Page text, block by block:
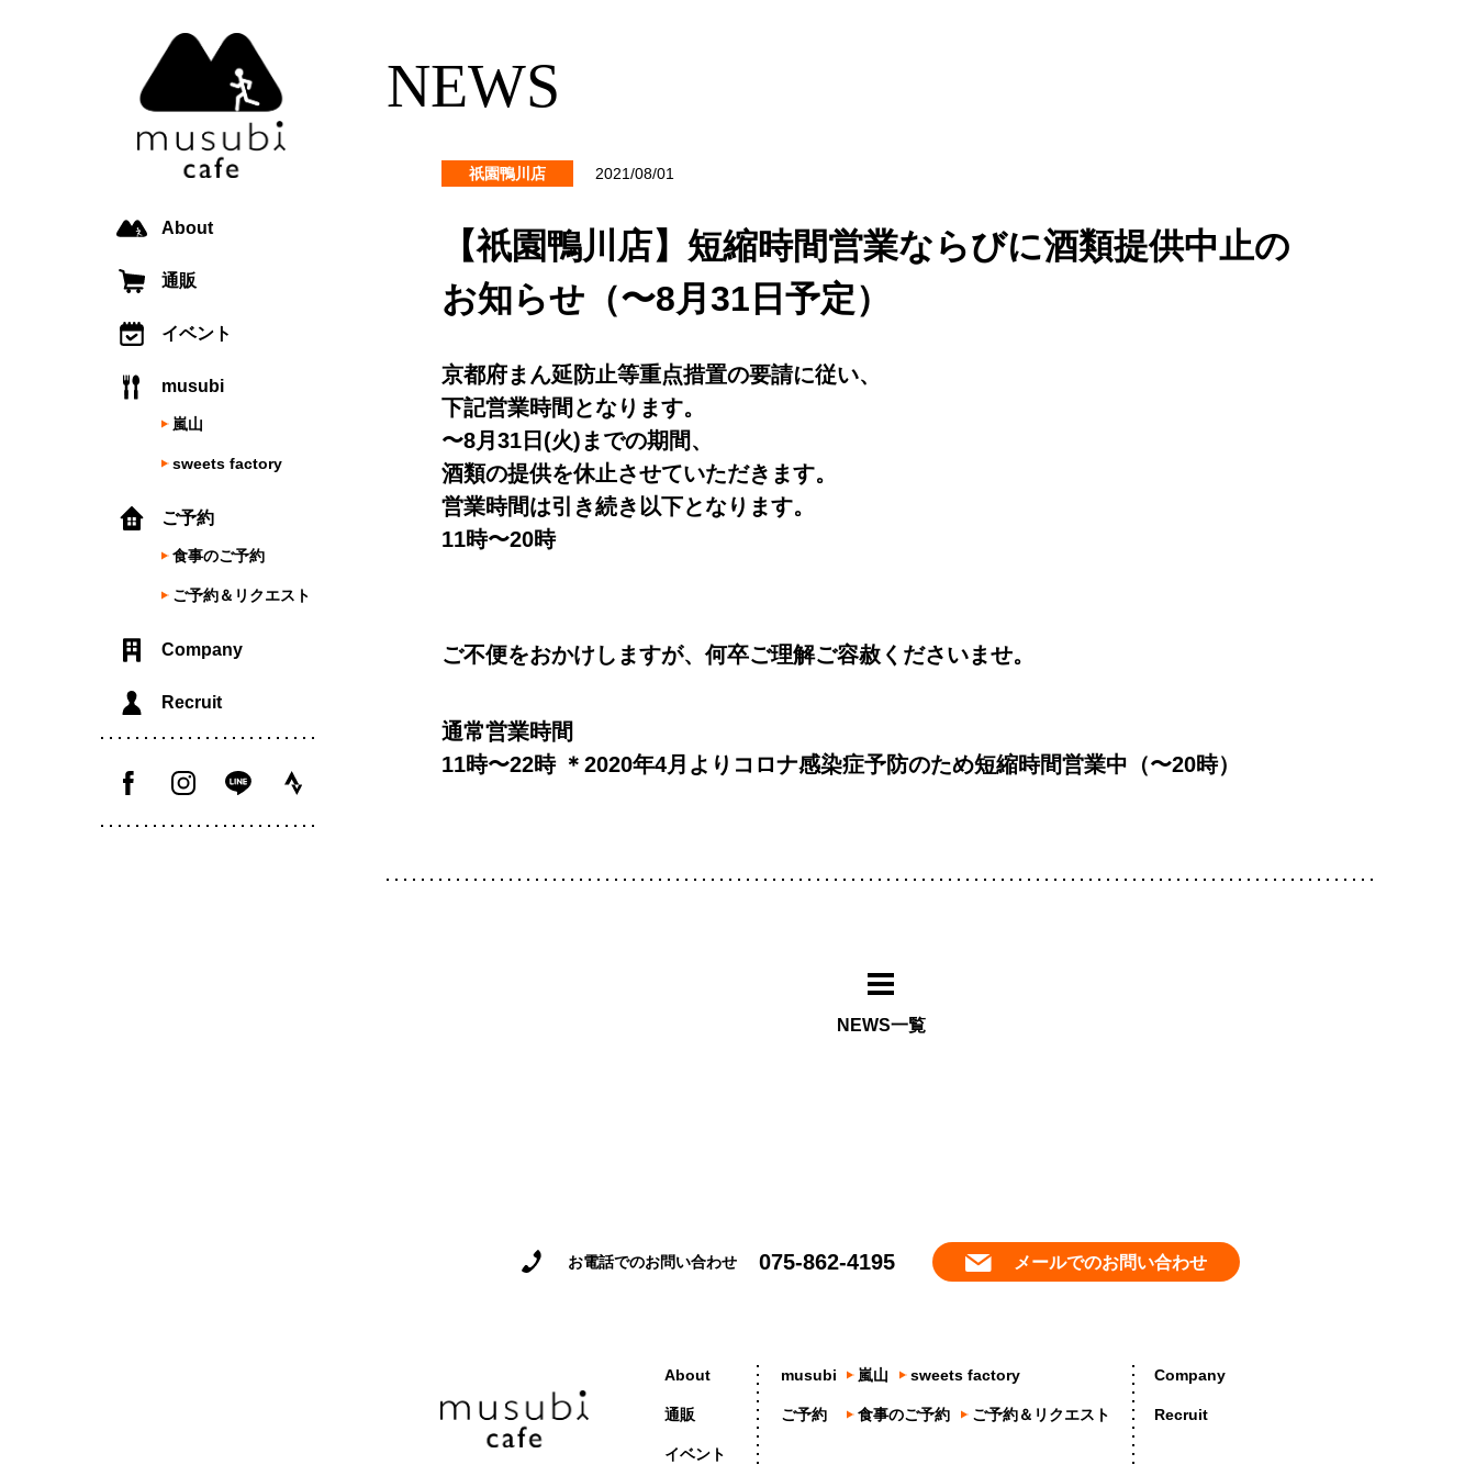
About
通販
イベント
musubi
嵐山
sweets factory
ご予約
食事のご予約
ご予約＆リクエスト
Company
Recruit
NEWS
祇園鴨川店 2021/08/01
【祇園鴨川店】短縮時間営業ならびに酒類提供中止の
お知らせ（〜8月31日予定）
京都府まん延防止等重点措置の要請に従い、
下記営業時間となります。
〜8月31日(火)までの期間、
酒類の提供を休止させていただきます。
営業時間は引き続き以下となります。
11時〜20時
ご不便をおかけしますが、何卒ご理解ご容赦くださいませ。
通常営業時間
11時〜22時 ＊2020年4月よりコロナ感染症予防のため短縮時間営業中（〜20時）
NEWS一覧
お電話でのお問い合わせ 075-862-4195 メールでのお問い合わせ
About
通販
イベント
musubi 嵐山 sweets factory
ご予約 食事のご予約 ご予約＆リクエスト
Company
Recruit